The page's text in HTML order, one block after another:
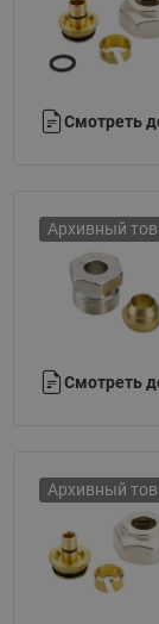
Смотреть
Архивный
Смотреть
Архивный